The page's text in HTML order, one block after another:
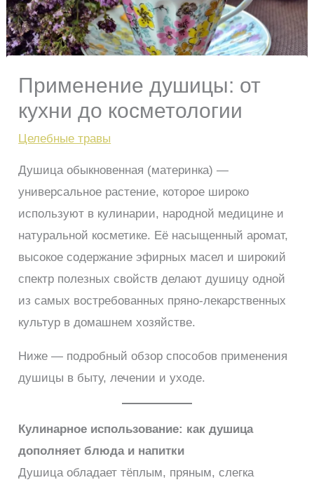
Применение душицы: от
кухни до косметологии
Целебные травы
Душица обыкновенная (материнка) —
универсальное растение, которое широко
используют в кулинарии, народной медицине и
натуральной косметике. Её насыщенный аромат,
высокое содержание эфирных масел и широкий
спектр полезных свойств делают душицу одной
из самых востребованных пряно-лекарственных
культур в домашнем хозяйстве.
Ниже — подробный обзор способов применения
душицы в быту, лечении и уходе.
Кулинарное использование: как душица
дополняет блюда и напитки
Душица обладает тёплым, пряным, слегка